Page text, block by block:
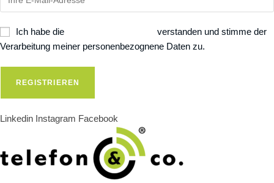
Ich habe die
verstanden und stimme der
Verarbeitung meiner personenbezognene Daten zu.
Linkedin Instagram Facebook